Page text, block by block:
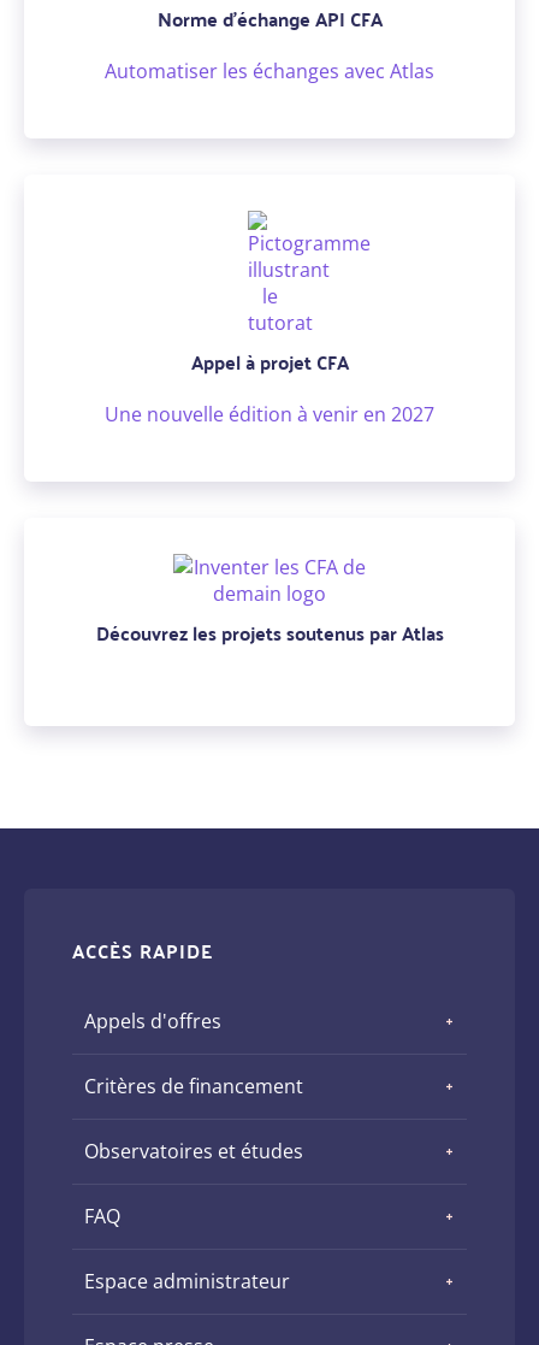
Norme d’échange API CFA
Automatiser les échanges avec Atlas
Appel à projet CFA
Une nouvelle édition à venir en 2027
Découvrez les projets soutenus par Atlas
ACCÈS RAPIDE
Appels d'offres
Critères de financement
Observatoires et études
FAQ
Espace administrateur